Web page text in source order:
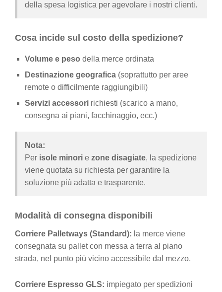
della spesa logistica per agevolare i nostri clienti.
Cosa incide sul costo della spedizione?
Volume e peso della merce ordinata
Destinazione geografica (soprattutto per aree
remote o difficilmente raggiungibili)
Servizi accessori richiesti (scarico a mano,
consegna ai piani, facchinaggio, ecc.)
Nota:
Per isole minori e zone disagiate, la spedizione
viene quotata su richiesta per garantire la
soluzione più adatta e trasparente.
Modalità di consegna disponibili
Corriere Palletways (Standard): la merce viene
consegnata su pallet con messa a terra al piano
strada, nel punto più vicino accessibile dal mezzo.
Corriere Espresso GLS: impiegato per spedizioni